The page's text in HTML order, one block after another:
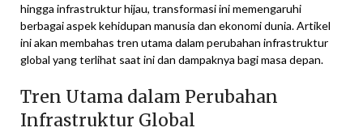
hingga infrastruktur hijau, transformasi ini memengaruhi
berbagai aspek kehidupan manusia dan ekonomi dunia. Artikel
ini akan membahas tren utama dalam perubahan infrastruktur
global yang terlihat saat ini dan dampaknya bagi masa depan.
Tren Utama dalam Perubahan
Infrastruktur Global